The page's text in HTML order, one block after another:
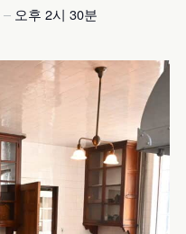
– 오후 2시 30분